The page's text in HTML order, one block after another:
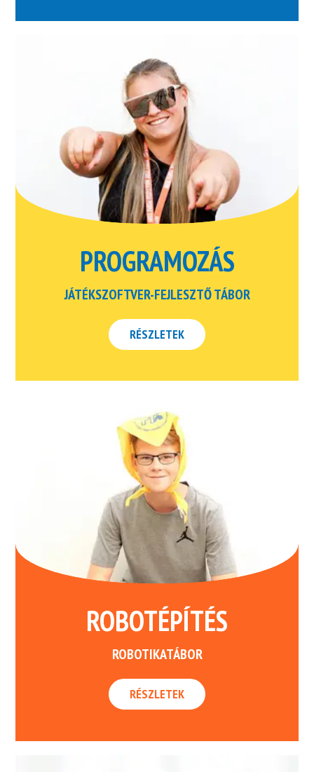
PROGRAMOZÁS
JÁTÉKSZOFTVER-FEJLESZTŐ TÁBOR
RÉSZLETEK
ROBOTÉPÍTÉS
ROBOTIKATÁBOR
RÉSZLETEK